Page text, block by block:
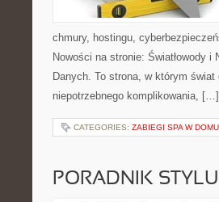
chmury, hostingu,
Nowości na stronie: Światłowody
Danych. To strona, w którym
niepotrzebnego komplikowania, […]
CATEGORIES: ZABIEGI SPA W DOMU
PORADNIK STYLU